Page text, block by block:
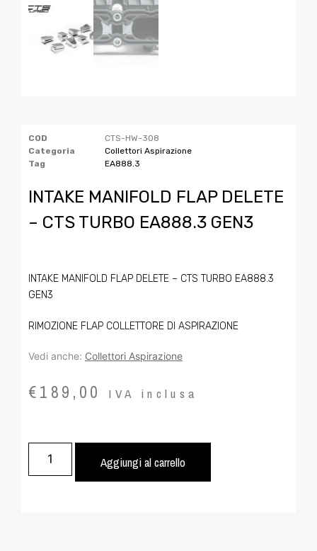
COD
CTS-HW-308
Categoria
Collettori Aspirazione
Tag
EA888.3
INTAKE MANIFOLD FLAP DELETE
– CTS TURBO EA888.3 GEN3
INTAKE MANIFOLD FLAP DELETE – CTS TURBO EA888.3
GEN3
RIMOZIONE FLAP COLLETTORE DI ASPIRAZIONE
Vedi anche: Collettori Aspirazione
€189,00 IVA inclusa
Aggiungi al carrello